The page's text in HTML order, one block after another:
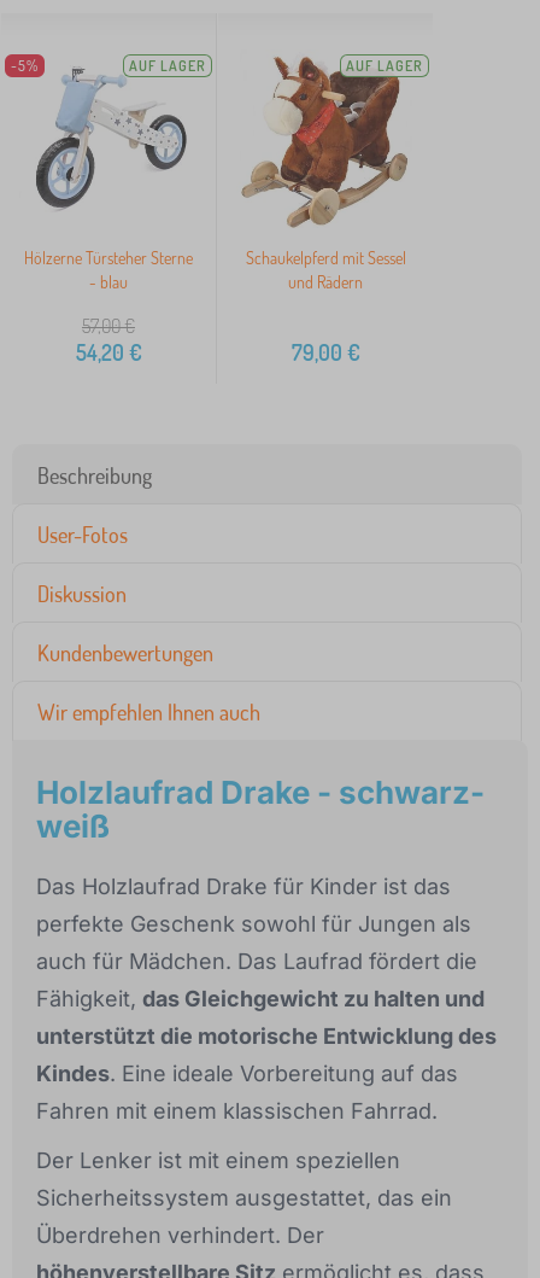
-5% AUF LAGER
Hölzerne Türsteher Sterne
- blau
57,00€
54,20 €
AUF LAGER
Schaukelpferd mit Sessel
und Rädern
79,00 €
Beschreibung
User-Fotos
Diskussion
Kundenbewertungen
Wir empfehlen Ihnen auch
Holzlaufrad Drake - schwarz-
weiß
Das Holzlaufrad Drake für Kinder ist das
perfekte Geschenk sowohl für Jungen als
auch für Mädchen. Das Laufrad fördert die
Fähigkeit, das Gleichgewicht zu halten und
unterstützt die motorische Entwicklung des
Kindes. Eine ideale Vorbereitung auf das
Fahren mit einem klassischen Fahrrad.
Der Lenker ist mit einem speziellen
Sicherheitssystem ausgestattet, das ein
Überdrehen verhindert. Der
höhenverstellbare Sitz ermöglicht es, dass